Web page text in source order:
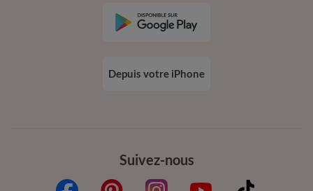
Suivez-nous
Depuis votre iPhone